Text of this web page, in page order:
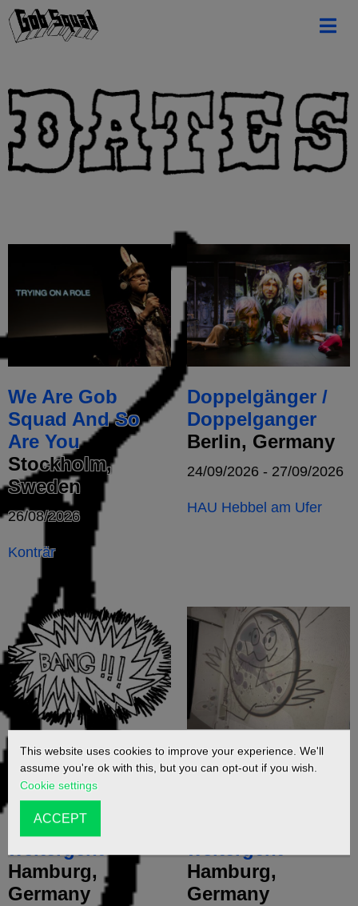
We Are Gob
Squad And So
Are You
Stockholm,
Sweden
26/08/2026
Konträr
Doppelgänger /
Doppelganger
Berlin, Germany
24/09/2026 - 27/09/2026
HAU Hebbel am Ufer
Das Wutschwert
muss man
herausziehen,
bevor es
weitergeht
Hamburg,
Germany
Das Wutschwert
muss man
weitergeht
Hamburg,
Germany
This website uses cookies to improve your experience. We'll
assume you're ok with this, but you can opt-out if you wish.
Cookie settings
ACCEPT